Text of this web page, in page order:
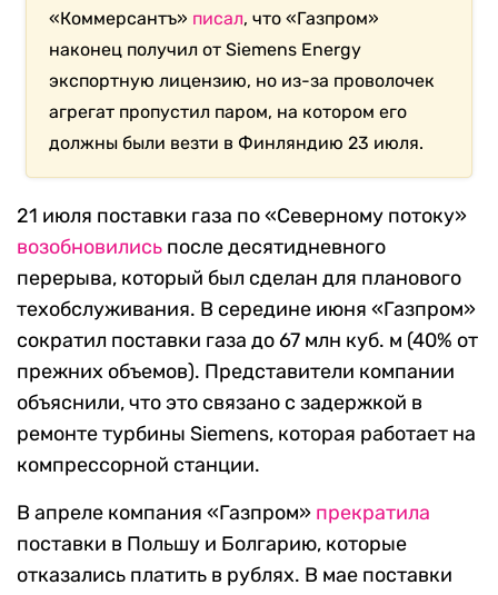
«Коммерсантъ» писал, что «Газпром»
наконец получил от Siemens Energy
экспортную лицензию, но из-за проволочек
агрегат пропустил паром, на котором его
должны были везти в Финляндию 23 июля.
21 июля поставки газа по «Северному потоку»
возобновились после десятидневного
перерыва, который был сделан для планового
техобслуживания. В середине июня «Газпром»
сократил поставки газа до 67 млн куб. м (40% от
прежних объемов). Представители компании
объяснили, что это связано с задержкой в
ремонте турбины Siemens, которая работает на
компрессорной станции.
В апреле компания «Газпром» прекратила
поставки в Польшу и Болгарию, которые
отказались платить в рублях. В мае поставки